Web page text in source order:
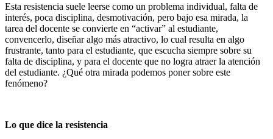
Esta resistencia suele leerse como un problema individual, falta de
interés, poca disciplina, desmotivación, pero bajo esa mirada, la
tarea del docente se convierte en “activar” al estudiante,
convencerlo, diseñar algo más atractivo, lo cual resulta en algo
frustrante, tanto para el estudiante, que escucha siempre sobre su
falta de disciplina, y para el docente que no logra atraer la atención
del estudiante. ¿Qué otra mirada podemos poner sobre este
fenómeno?
Lo que dice la resistencia